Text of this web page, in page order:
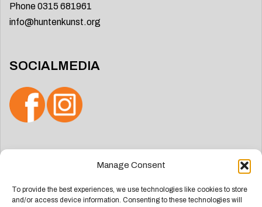
Manage Consent
To provide the best experiences, we use technologies like cookies to store
and/or access device information. Consenting to these technologies will
Phone 0315 681961
info@huntenkunst.org
SOCIALMEDIA